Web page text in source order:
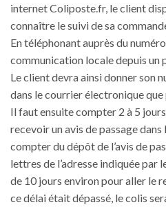
internet Coliposte.fr, le client
connaître le suivi de sa
En téléphonant auprès du
communication locale depuis un
Le client devra ainsi donner son
dans le courrier électronique
Il faut ensuite compter 2 à 5
recevoir un avis de passage
compter du dépôt de l’avis de
lettres de l’adresse indiquée
de 10 jours environ pour aller le
ce délai était dépassé, le colis